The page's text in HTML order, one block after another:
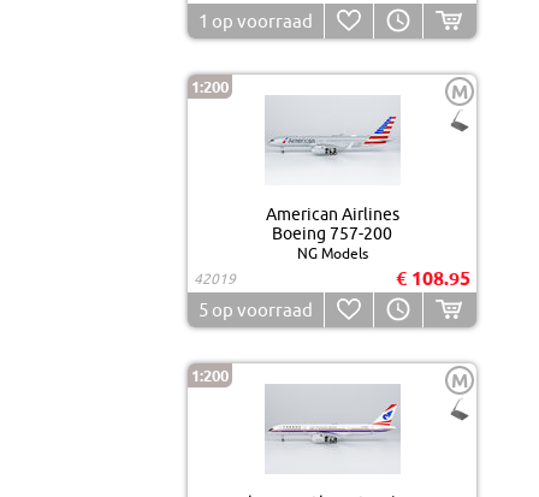
1 op voorraad
1:200 M
American Airlines
Boeing 757-200
NG Models
42019
€ 108.95
5 op voorraad
1:200 M